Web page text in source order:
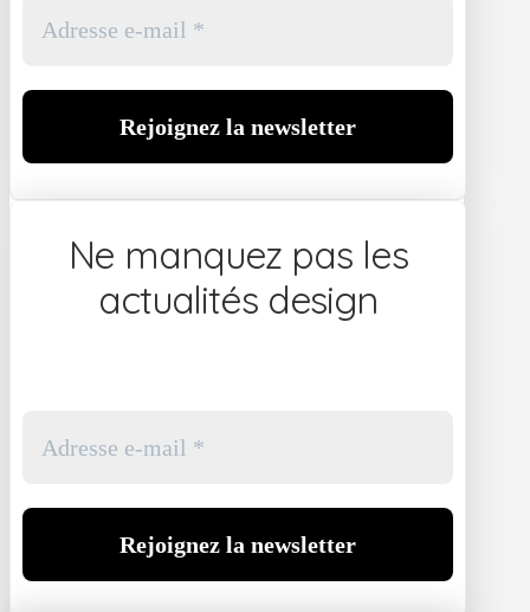
Ne manquez pas les
actualités design